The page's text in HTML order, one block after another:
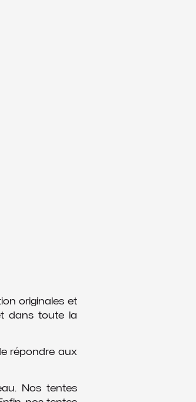
originales et
dans toute la
répondre aux
Nos tentes